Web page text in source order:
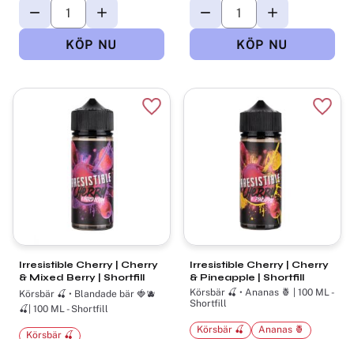
Irresistible Cherry | Cherry
& Mixed Berry | Shortfill
Körsbär 🍒 • Blandade bär 🍓🫐
🍒| 100 ML - Shortfill
Körsbär 🍒
Lägg till i favoriter
Irresistible Cherry | Cherry
& Pineapple | Shortfill
Körsbär 🍒 • Ananas 🍍 | 100 ML -
Shortfill
Körsbär 🍒 Ananas 🍍